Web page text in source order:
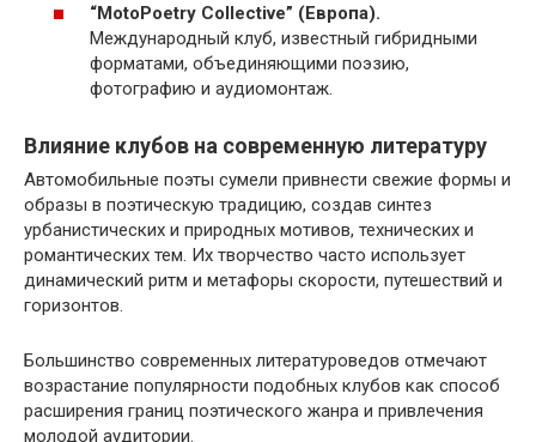
“MotoPoetry Collective” (Европа).
Международный клуб, известный гибридными
форматами, объединяющими поэзию,
фотографию и аудиомонтаж.
Влияние клубов на современную литературу
Автомобильные поэты сумели привнести свежие формы и
образы в поэтическую традицию, создав синтез
урбанистических и природных мотивов, технических и
романтических тем. Их творчество часто использует
динамический ритм и метафоры скорости, путешествий и
горизонтов.
Большинство современных литературоведов отмечают
возрастание популярности подобных клубов как способ
расширения границ поэтического жанра и привлечения
молодой аудитории.